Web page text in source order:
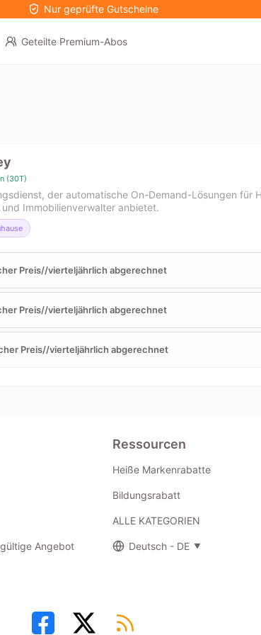
Nur geprüfte Gutscheine
Geteilte Premium-Abos
(30T)
der automatische On-Demand-Lösungen für
und Immobilienverwalter anbietet.
Preis//vierteljährlich abgerechnet
Preis//vierteljährlich abgerechnet
Preis//vierteljährlich abgerechnet
Angebot
Ressourcen
Heiße Markenrabatte
Bildungsrabatt
ALLE KATEGORIEN
Deutsch - DE